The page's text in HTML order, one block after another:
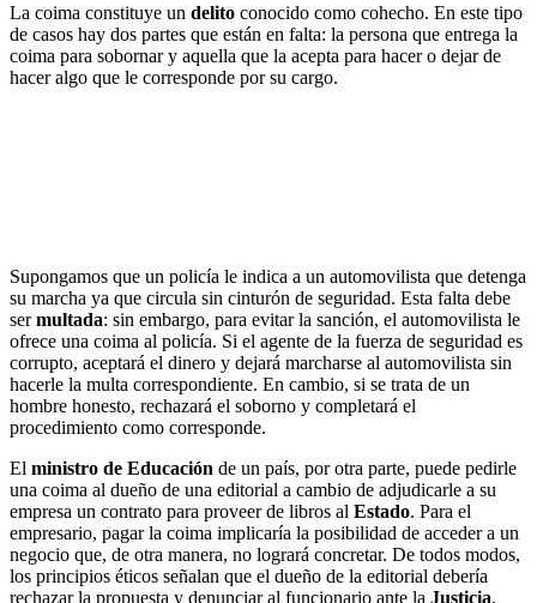
La coima constituye un delito conocido como cohecho. En este tipo
de casos hay dos partes que están en falta: la persona que entrega la
coima para sobornar y aquella que la acepta para hacer o dejar de
hacer algo que le corresponde por su cargo.
Supongamos que un policía le indica a un automovilista que detenga
su marcha ya que circula sin cinturón de seguridad. Esta falta debe
sermultada: sin embargo, para evitar la sanción, el automovilista le
ofrece una coima al policía. Si el agente de la fuerza de seguridad es
corrupto, aceptará el dinero y dejará marcharse al automovilista sin
hacerle la multa correspondiente. En cambio, si se trata de un
hombre honesto, rechazará el soborno y completará el
procedimiento como corresponde.
El ministro de Educación de un país, por otra parte, puede pedirle
una coima al dueño de una editorial a cambio de adjudicarle a su
empresa un contrato para proveer de libros al Estado. Para el
empresario, pagar la coima implicaría la posibilidad de acceder a un
negocio que, de otra manera, no logrará concretar. De todos modos,
los principios éticos señalan que el dueño de la editorial debería
rechazar la propuesta y denunciar al funcionario ante la Justicia.